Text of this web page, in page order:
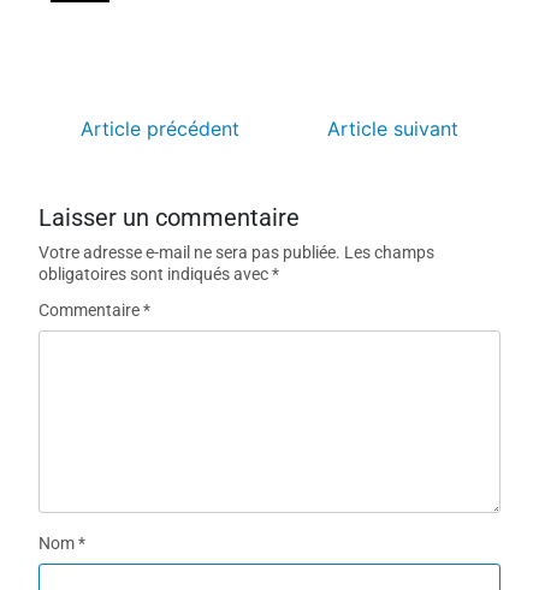
Article précédent Article suivant
Laisser un commentaire
Votre adresse e-mail ne sera pas publiée. Les champs
obligatoires sont indiqués avec*
Commentaire*
Nom*